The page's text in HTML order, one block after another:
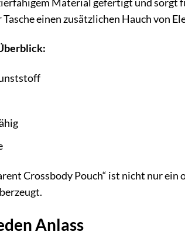
einen zusätzlichen Hauch von
Crossbody Pouch“ ist nicht nur
Anlass